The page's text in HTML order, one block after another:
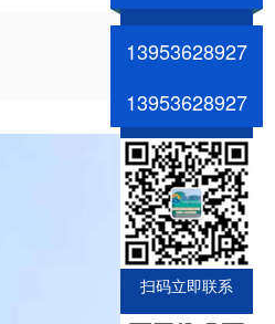
13953628927
13953628927
扫码立即联系